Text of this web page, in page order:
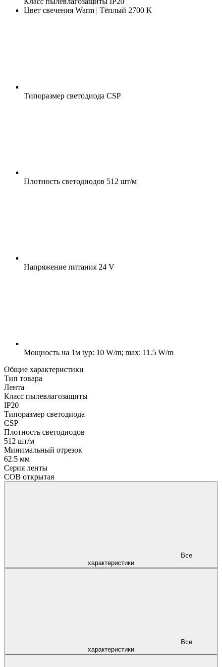
Цвет свечения Warm | Тёплый 2700 K
Типоразмер светодиода CSP
Плотность светодиодов 512 шт/м
Напряжение питания 24 V
Мощность на 1м typ: 10 W/m; max: 11.5 W/m
Общие характеристики
Тип товара
Лента
Класс пылевлагозащиты
IP20
Типоразмер светодиода
CSP
Плотность светодиодов
512 шт/м
Минимальный отрезок
62.5 мм
Серия ленты
COB открытая
характеристики
характеристики